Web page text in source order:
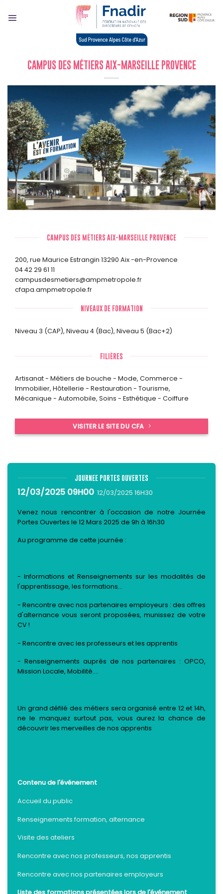
CAMPUS DES MÉTIERS AIX-MARSEILLE PROVENCE
CAMPUS DES MÉTIERS AIX-MARSEILLE PROVENCE
200, rue Maurice Estrangin 13290 Aix -en-Provence
04 42 29 61 11
campusdesmetiers@ampmetropole.fr
cfapa.ampmetropole.fr
NIVEAUX DE FORMATION
Niveau 3 (CAP), Niveau 4 (Bac), Niveau 5 (Bac+2)
FILIÈRES
Artisanat - Métiers de bouche - Mode, Commerce -
Immobilier, Hôtellerie - Restauration - Tourisme,
Mécanique - Automobile, Soins - Esthétique - Coiffure
VISITER LE SITE DU CFA
JOURNEE PORTES OUVERTES
12/03/2025 09H00 12/03/2025 16H30
Venez nous rencontrer à l'occasion de notre Journée
Portes Ouvertes le 12 Mars 2025 de 9h à 16h30
Au programme de cette journée :
- Informations et Renseignements sur les modalités de
l'apprentissage, les formations...
- Rencontre avec nos partenaires employeurs : des offres
d'alternance vous seront proposées, munissez de votre
CV !
- Rencontre avec les professeurs et les apprentis
- Renseignements auprès de nos partenaires : OPCO,
Mission Locale, Mobilité....
Un grand défilé des métiers sera organisé entre 12 et 14h,
ne le manquez surtout pas, vous aurez la chance de
découvrir les merveilles de nos apprentis
Contenu de l'événement
Accueil du public
Renseignements formation, alternance
Visite des ateliers
Rencontre avec nos professeurs, nos apprentis
Rencontre avec nos partenaires employeurs